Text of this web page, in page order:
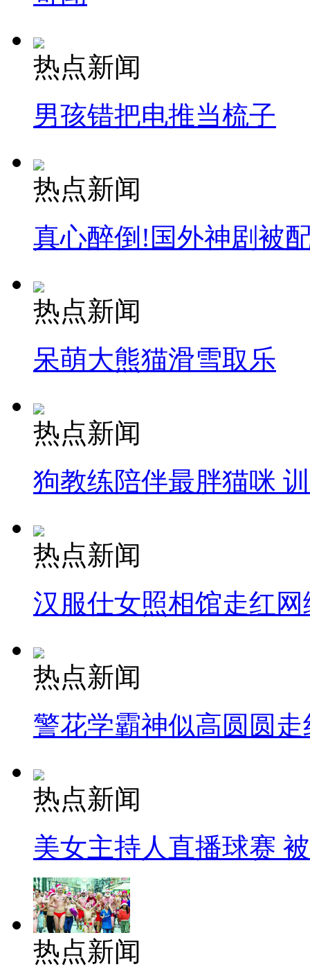
热点新闻
男孩错把电推当梳子
热点新闻
真心醉倒!国外神剧被
热点新闻
呆萌大熊猫滑雪取乐
热点新闻
狗教练陪伴最胖猫咪
热点新闻
汉服仕女照相馆走红网
热点新闻
警花学霸神似高圆圆走
热点新闻
美女主持人直播球赛
热点新闻